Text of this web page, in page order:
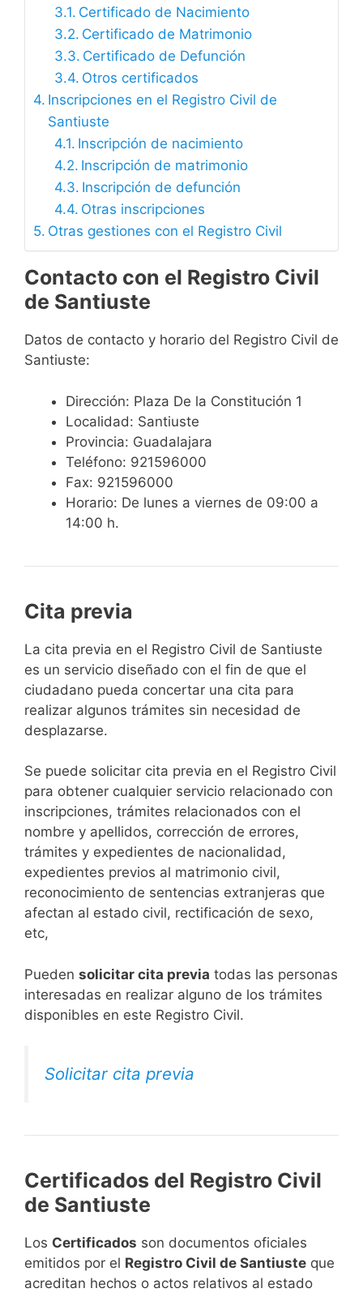
Certificado de Nacimiento
Certificado de Matrimonio
Certificado de Defunción
Otros certificados
Inscripciones en el Registro Civil de
Santiuste
Inscripción de nacimiento
Inscripción de matrimonio
Inscripción de defunción
Otras inscripciones
Otras gestiones con el Registro Civil
Contacto con el Registro Civil
de Santiuste
Datos de contacto y horario del Registro Civil de
Santiuste:
Dirección: Plaza De la Constitución 1
Localidad: Santiuste
Provincia: Guadalajara
Teléfono: 921596000
Fax: 921596000
Horario: De lunes a viernes de 09:00 a
14:00 h.
Cita previa
​​​​​​​​​​​​​​​​​​​​​​​​​​​​La cita previa en el Registro Civil de Santiuste
es un servicio diseñado con el fin de que el
ciudadano pueda concertar una cita para
realizar algunos trámites sin necesidad de
desplazarse.​
Se puede solicitar cita previa en el Registro Civil
para obtener cualquier servicio relacionado con
inscripciones, trámites relacionados con el
nombre y apellidos, corrección de errores,
trámites y expedientes de nacionalidad,
expedientes previos al matrimonio civil,
reconocimiento de sentencias extranjeras que
afectan al estado civil, rectificación de sexo,
etc,
​Pueden solicitar cita previa todas las personas
interesadas en realizar alguno de los trámites
disponibles en este Registro Civil.​
Solicitar cita previa
Certificados del Registro Civil
de Santiuste
Los Certificados son documentos oficiales
emitidos por el Registro Civil de Santiuste que
acreditan hechos o actos relativos al estado